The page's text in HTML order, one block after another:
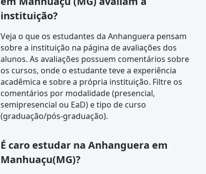
instituição?
Veja o que os estudantes da Anhanguera pensam
sobre a instituição na página deavaliações dos
alunos. As avaliações possuem comentários sobre
os cursos, onde o estudante teve a experiência
acadêmica e sobre a própria instituição. Filtre os
comentários por modalidade (presencial,
semipresencial ou EaD) e tipo de curso
(graduação/pós-graduação).
É caro estudar na Anhanguera em
Manhuaçu(MG)?